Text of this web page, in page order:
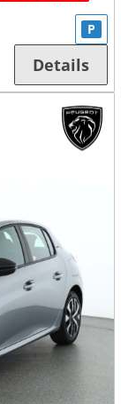
P
Details